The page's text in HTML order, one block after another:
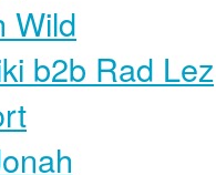
Wild
b2b Rad Lez